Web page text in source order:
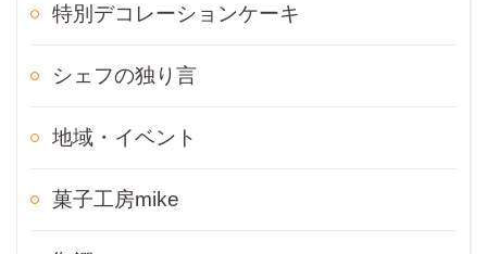
特別デコレーションケーキ
シェフの独り言
地域・イベント
菓子工房mike